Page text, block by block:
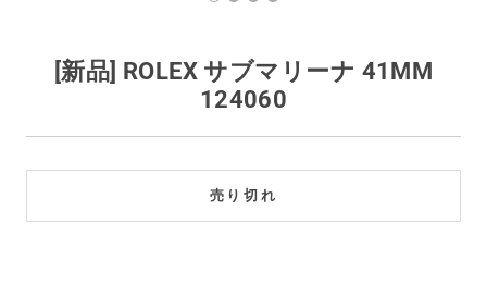
[新品] ROLEX サブマリーナ 41MM
124060
売り切れ